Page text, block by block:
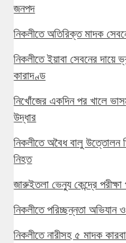
জনপদ
নিকলীতে অতিরিক্ত মাদক
নিকলীতে ইয়াবা সেবনের
কারাদণ্ড
নিখোঁজের একদিন পর খালে
উদ্ধার
নিকলীতে অবৈধ বালু উত্তোলন
নিহত
জারুইতলা ভেন্যু কেন্দ্রে
নিকলীতে পরিচ্ছন্নতা অভিযান
নিকলীতে নারীসহ ৫ মাদক